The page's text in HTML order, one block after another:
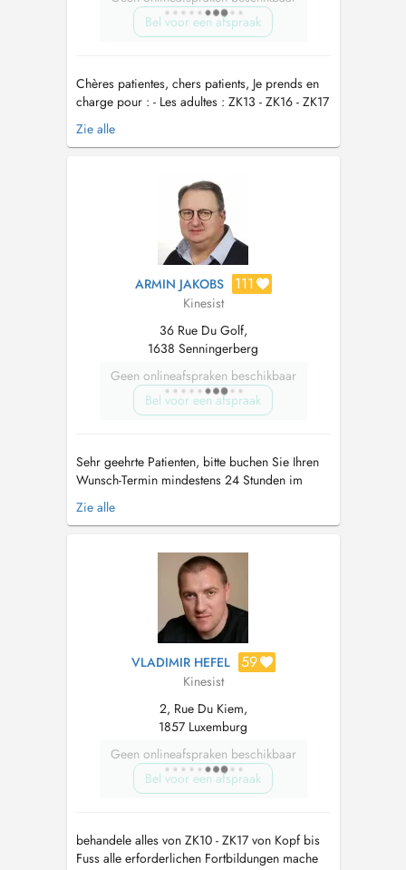
Bel voor een afspraak
Chères patientes, chers patients, Je prends en
charge pour : - Les adultes : ZK13 - ZK16 - ZK17
- Les bébés: ZK10 - ZK11 - ZK12 Pour les autres
pathologies vous pouvez vous tourner vers mes
Zie alle
ARMIN JAKOBS 111
Kinesist
36 Rue Du Golf,
1638 Senningerberg
Geen onlineafspraken beschikbaar
Bel voor een afspraak
Sehr geehrte Patienten, bitte buchen Sie Ihren
Wunsch-Termin mindestens 24 Stunden im
Voraus, da ansonsten Ihr Termin nicht garantiert
werden kann. Bitte parken Sie Ihr Fahrzeug nur
GERADE ein - und belegen Sie bitte nicht 2
Parkplaetze. Vielen D...
Zie alle
VLADIMIR HEFEL 59
Kinesist
2, Rue Du Kiem,
1857 Luxemburg
Geen onlineafspraken beschikbaar
Bel voor een afspraak
behandele alles von ZK10 - ZK17 von Kopf bis
Fuss alle erforderlichen Fortbildungen mache